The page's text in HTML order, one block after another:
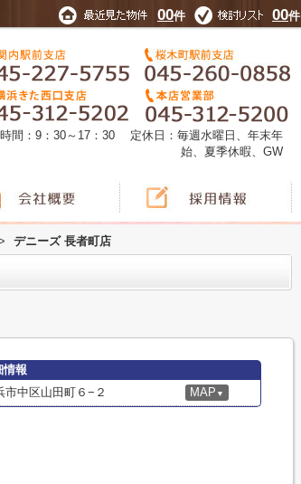
00件 00件
間：9：30～17：30 定休日：毎週水曜日、年末年
始、夏季休暇、GW
デニーズ 長者町店
情報
市中区山田町６−２ MAP ▼